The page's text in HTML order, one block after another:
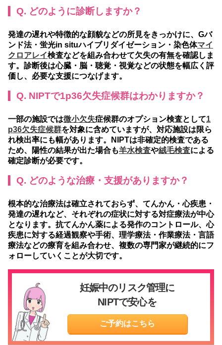
Q. どのように診断しますか？
発達の遅れや特徴的な顔貌などの所見をきっかけに、Gバ
ンド法・蛍光in situハイブリダイゼーション・染色体マイ
クロアレイ検査などを組み合わせて欠失の有無を確認しま
す。診断後は心臓・脳・聴覚・視覚などの状態を幅広く評
価し、必要な支援につなげます。
Q. NIPTで1p36欠失症候群はわかりますか？
一部の施設では微小欠失症候群のオプション検査として1
p36欠失症候群を対象に含めていますが、対応施設は限ら
れ検出率にも幅があります。NIPTは非確定的検査である
ため、陽性の結果が出た場合も羊水検査や絨毛検査による
確定診断が必要です。
Q. どのような治療・支援がありますか？
根本的な治療法は確立されておらず、てんかん・心疾患・
発達の遅れなど、それぞれの症状に対する対症療法が中心
となります。抗てんかん薬による発作のコントロール、心
疾患に対する経過観察や手術、理学療法・作業療法・言語
療法などの療育を組み合わせ、複数の専門家が継続的にフ
ォローしていくことが大切です。
妊娠中のリスク管理に
NIPTで安心を
ご予約はこちら